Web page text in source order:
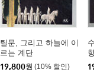
틸문, 그리고 하늘에 이
르는 계단
19,800원 (10% 할인)